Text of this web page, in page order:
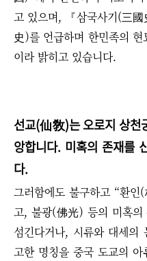
고 있으며, 『삼국사기(三
史)를 언급하며 한민족의
이라 밝히고 있습니다.
선교(仙敎)는 오로지 상천
앙합니다. 미혹의 존재를
다.
그러함에도 불구하고 “환
고, 불광(佛光) 등의 미혹
섬긴다거나, 시류와 대세
고한 명칭을 중국 도교의